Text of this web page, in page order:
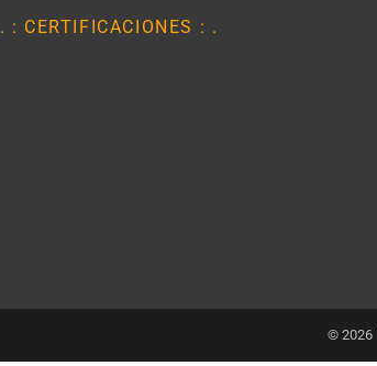
. : CERTIFICACIONES : .
© 2026